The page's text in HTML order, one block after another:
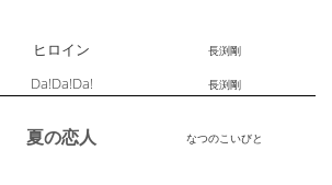
ヒロイン 長渕剛
Da!Da!Da! 長渕剛
夏の恋人 なつのこいびと